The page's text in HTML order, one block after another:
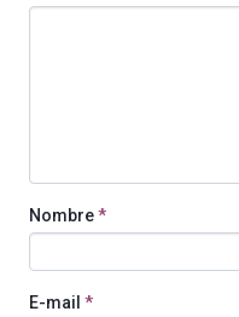
Nombre*
E-mail *